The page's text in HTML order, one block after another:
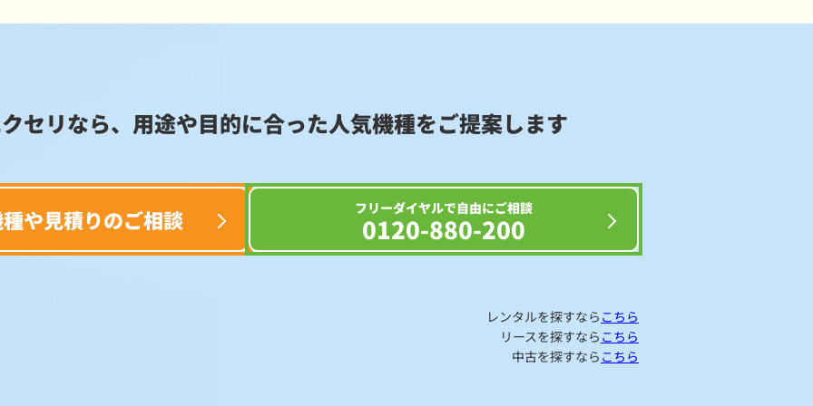
セリなら、用途や目的に合った人気機種をご提案します
や見積りのご相談 フリーダイヤルで自由にご相談
0120-880-200
レンタルを探すなら こちら
リースを探すなら こちら
中古を探すなら こちら